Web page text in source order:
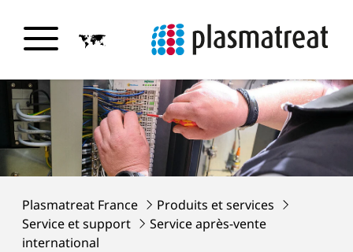
Plasmatreat France
Produits et services
Service et support
Service après-vente
international